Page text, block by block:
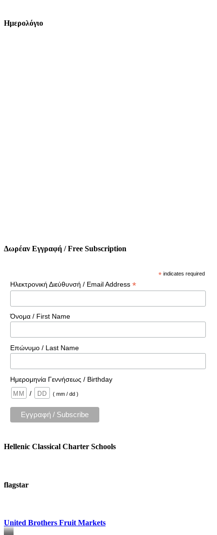
Ημερολόγιο
Δωρέαν Εγγραφή / Free Subscription
* indicates required
Ηλεκτρονική Διεύθυνσή / Email Address *
Όνομα / First Name
Επώνυμο / Last Name
Ημερομηνία Γεννήσεως / Birthday
/
( mm / dd )
Hellenic Classical Charter Schools
flagstar
United Brothers Fruit Markets